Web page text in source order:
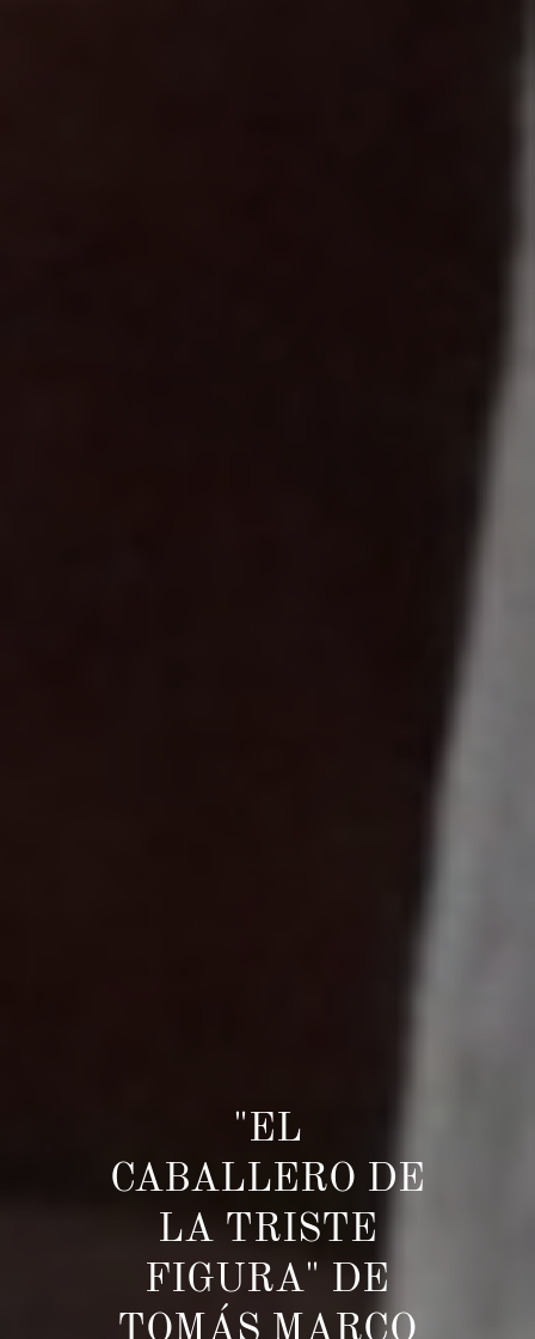
"EL
CABALLERO DE
LA TRISTE
FIGURA" DE
TOMÁS MARCO